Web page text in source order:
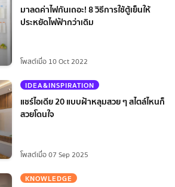
มาลดค่าไฟกันเถอะ! 8 วิธีการใช้ตู้เย็นให้
ประหยัดไฟฟ้ากว่าเดิม
โพสต์เมื่อ 10 Oct 2022
IDEA&INSPIRATION
แชร์ไอเดีย 20 แบบฝ้าหลุมสวย ๆ สไตล์ไหนก็
สวยโดนใจ
โพสต์เมื่อ 07 Sep 2025
KNOWLEDGE